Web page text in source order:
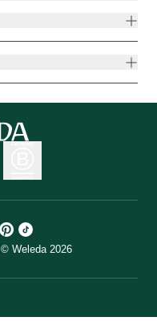
© Weleda 2026